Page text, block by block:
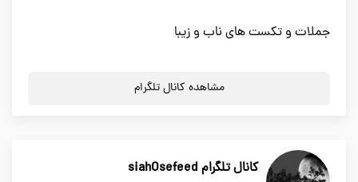
جملات و تکست های ناب و زیبا
مشاهده کانال تلگرام
کانال تلگرام siahOsefeed